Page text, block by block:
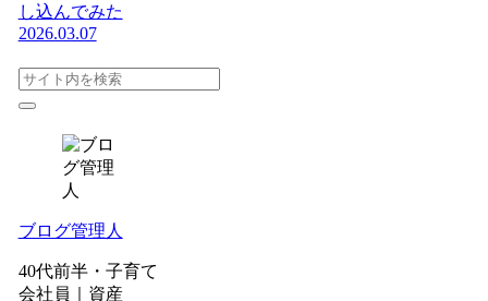
し込んでみた
2026.03.07
ブログ管理人
40代前半・子育て
会社員｜資産